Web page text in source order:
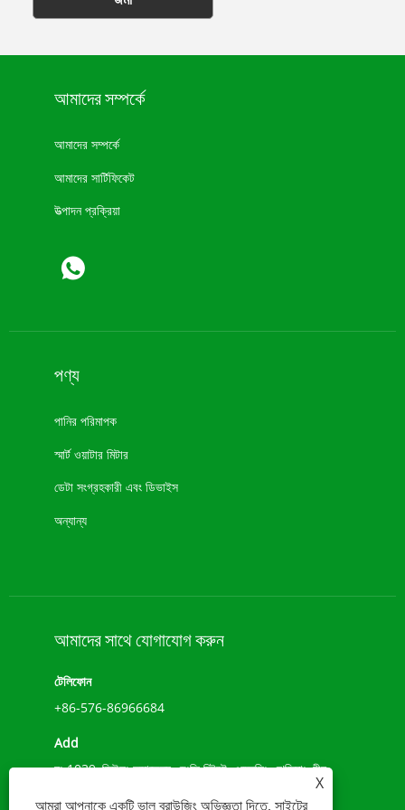
আমাদের সম্পর্কে
আমাদের সম্পর্কে
আমাদের সার্টিফিকেট
উত্পাদন প্রক্রিয়া
পণ্য
পানির পরিমাপক
স্মার্ট ওয়াটার মিটার
ডেটা সংগ্রহকারী এবং ডিভাইস
অন্যান্য
আমাদের সাথে যোগাযোগ করুন
টেলিফোন
+86-576-86966684
Add
নং 1039, জিউলং অ্যাভেন্যু, চেংক্সি স্ট্রিট, ওয়েনলিং, ঝেজিয়াং, চীন
X
আমরা আপনাকে একটি ভাল ব্রাউজিং অভিজ্ঞতা দিতে, সাইটের